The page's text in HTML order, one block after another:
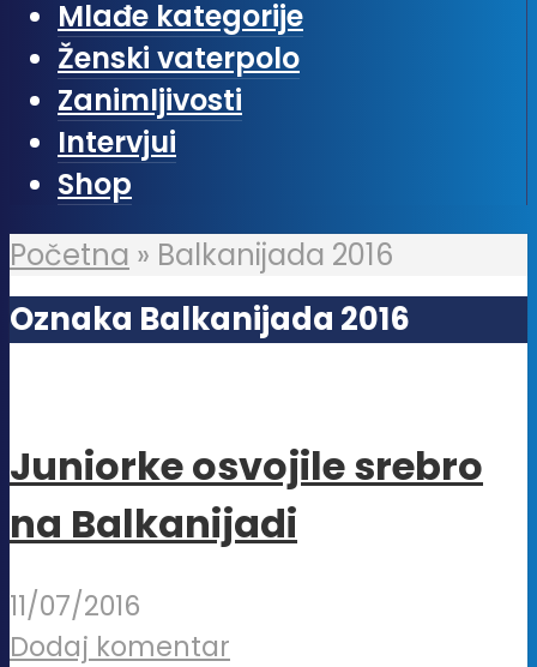
Mlađe kategorije
Ženski vaterpolo
Zanimljivosti
Intervjui
Shop
Početna » Balkanijada 2016
Oznaka Balkanijada 2016
Juniorke osvojile srebro
na Balkanijadi
11/07/2016
Dodaj komentar